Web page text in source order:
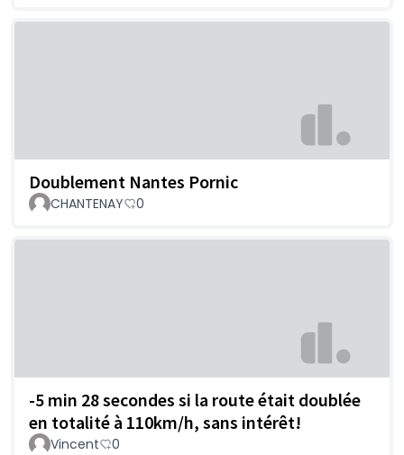
Doublement Nantes Pornic
CHANTENAY 0
-5 min 28 secondes si la route était doublée
en totalité à 110km/h, sans intérêt!
Vincent 0